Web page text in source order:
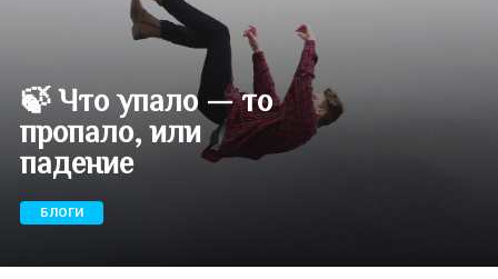
🍃 Что упало — то
пропало, или
падение
БЛОГИ